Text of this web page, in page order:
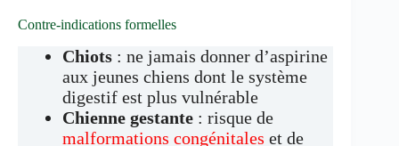
Contre-indications formelles
Chiots : ne jamais donner d’aspirine
aux jeunes chiens dont le système
digestif est plus vulnérable
Chienne gestante : risque de
malformations congénitales et de